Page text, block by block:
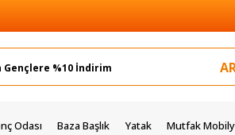
Odası Baza Başlık Yatak Mutfak